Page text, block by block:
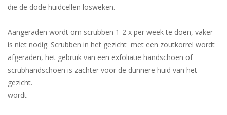
die de dode huidcellen losweken.
Aangeraden wordt om scrubben 1-2 x per week te doen, vaker
is niet nodig. Scrubben in het gezicht met een zoutkorrel wordt
afgeraden, het gebruik van een exfoliatie handschoen of
scrubhandschoen is zachter voor de dunnere huid van het
gezicht.
wordt